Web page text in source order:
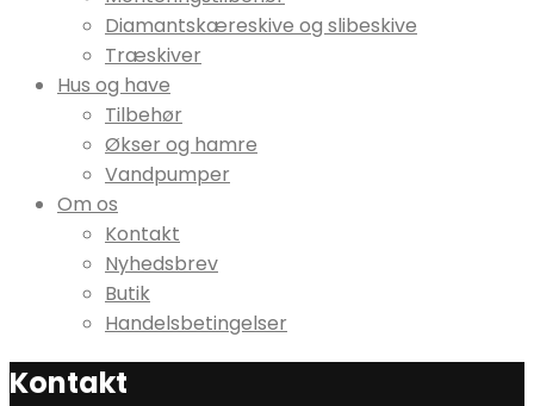
Diamantskæreskive og slibeskive
Træskiver
Hus og have
Tilbehør
Økser og hamre
Vandpumper
Om os
Kontakt
Nyhedsbrev
Butik
Handelsbetingelser
Kontakt